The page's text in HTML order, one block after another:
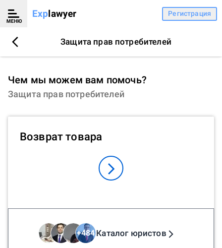
МЕНЮ
Explawyer Регистрация
Защита прав потребителей
Чем мы можем вам помочь?
Защита прав потребителей
Возврат товара
+484Каталог юристов